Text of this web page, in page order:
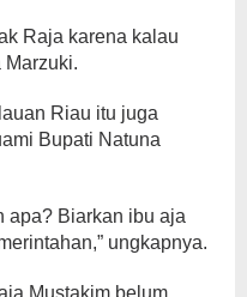
Raja karena kalau
Marzuki.
Riau itu juga
Bupati Natuna
apa? Biarkan ibu aja
ungkapnya.
Mustakim belum